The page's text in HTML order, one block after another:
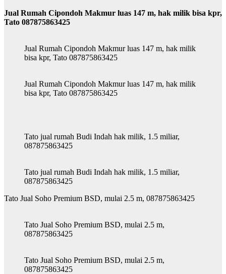
Jual Rumah Cipondoh Makmur luas 147 m, hak milik bisa kpr,
Tato 087875863425
Jual Rumah Cipondoh Makmur luas 147 m, hak milik
bisa kpr, Tato 087875863425
Jual Rumah Cipondoh Makmur luas 147 m, hak milik
bisa kpr, Tato 087875863425
Tato jual rumah Budi Indah hak milik, 1.5 miliar,
087875863425
Tato jual rumah Budi Indah hak milik, 1.5 miliar,
087875863425
Tato Jual Soho Premium BSD, mulai 2.5 m, 087875863425
Tato Jual Soho Premium BSD, mulai 2.5 m,
087875863425
Tato Jual Soho Premium BSD, mulai 2.5 m,
087875863425